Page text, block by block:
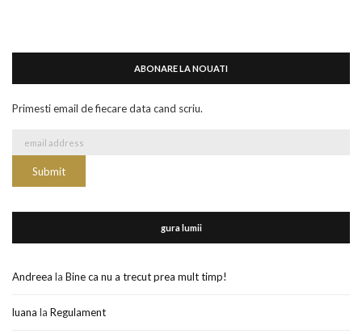
ABONARE LA NOUATI
Primesti email de fiecare data cand scriu.
gura lumii
Andreea la Bine ca nu a trecut prea mult timp!
luana la Regulament